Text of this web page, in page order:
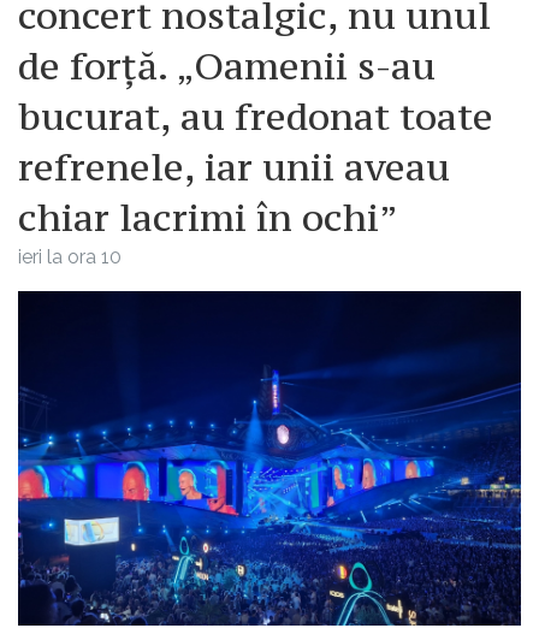
concert nostalgic, nu unul
de forță. „Oamenii s-au
bucurat, au fredonat toate
refrenele, iar unii aveau
chiar lacrimi în ochi”
ieri la ora 10